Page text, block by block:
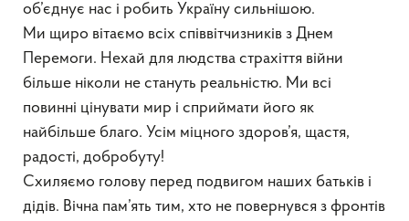
об’єднує нас і робить Україну сильнішою.
Ми щиро вітаємо всіх співвітчизників з Днем
Перемоги. Нехай для людства страхіття війни
більше ніколи не стануть реальністю. Ми всі
повинні цінувати мир і сприймати його як
найбільше благо. Усім міцного здоров’я, щастя,
радості, добробуту!
Схиляємо голову перед подвигом наших батьків і
дідів. Вічна пам’ять тим, хто не повернувся з фронтів